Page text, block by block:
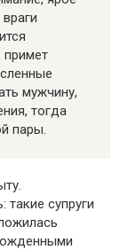
примет
мужчину,
тогда
пары.
такие супруги